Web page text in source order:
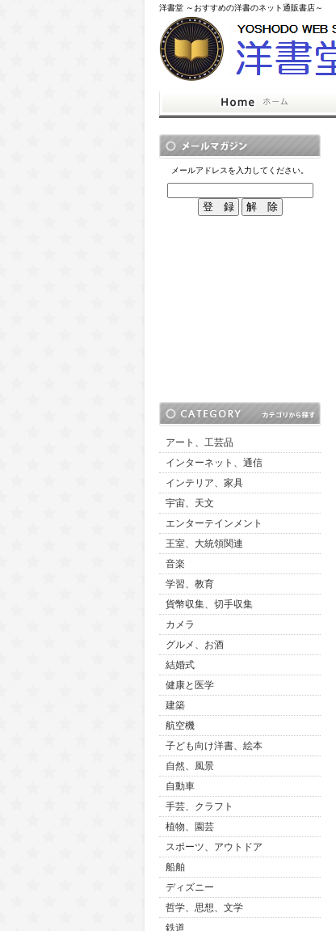
洋書堂 ～おすすめの洋書のネット通販書店～
メールアドレスを入力してください。
アート、工芸品
インターネット、通信
インテリア、家具
宇宙、天文
エンターテインメント
王室、大統領関連
音楽
学習、教育
貨幣収集、切手収集
カメラ
グルメ、お酒
結婚式
健康と医学
建築
航空機
子ども向け洋書、絵本
自然、風景
自動車
手芸、クラフト
植物、園芸
スポーツ、アウトドア
船舶
ディズニー
哲学、思想、文学
鉄道